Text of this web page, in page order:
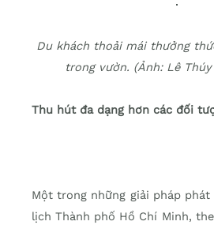
Du khách thoải mái thưởng
trong vườn. (Ảnh: Lê Thúy
Thu hút đa dạng hơn các đối
Một trong những giải pháp
lịch Thành phố Hồ Chí Minh,